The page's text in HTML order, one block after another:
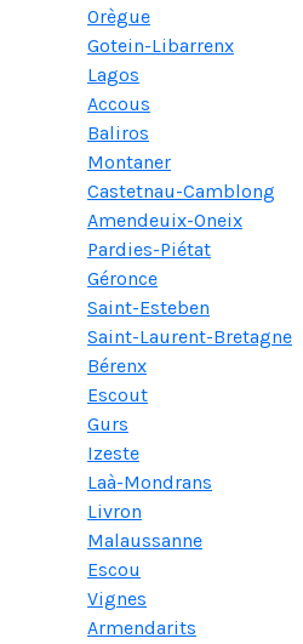
Orègue
Gotein-Libarrenx
Lagos
Accous
Baliros
Montaner
Castetnau-Camblong
Amendeuix-Oneix
Pardies-Piétat
Géronce
Saint-Esteben
Saint-Laurent-Bretagne
Bérenx
Escout
Gurs
Izeste
Laà-Mondrans
Livron
Malaussanne
Escou
Vignes
Armendarits